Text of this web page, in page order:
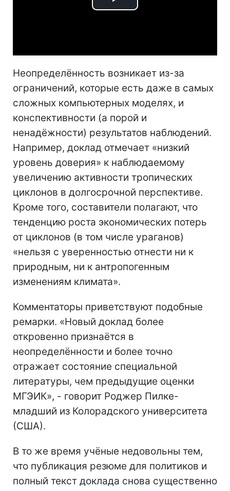
Play
Неопределённость возникает из-за
ограничений, которые есть даже в самых
сложных компьютерных моделях, и
конспективности (а порой и
ненадёжности) результатов наблюдений.
Например, доклад отмечает «низкий
уровень доверия» к наблюдаемому
увеличению активности тропических
циклонов в долгосрочной перспективе.
Кроме того, составители полагают, что
тенденцию роста экономических потерь
от циклонов (в том числе ураганов)
«нельзя с уверенностью отнести ни к
природным, ни к антропогенным
изменениям климата».
Комментаторы приветствуют подобные
ремарки. «Новый доклад более
откровенно признаётся в
неопределённости и более точно
отражает состояние специальной
литературы, чем предыдущие оценки
МГЭИК», - говорит Роджер Пилке-
младший из Колорадского университета
(США).
В то же время учёные недовольны тем,
что публикация резюме для политиков и
полный текст доклада снова существенно